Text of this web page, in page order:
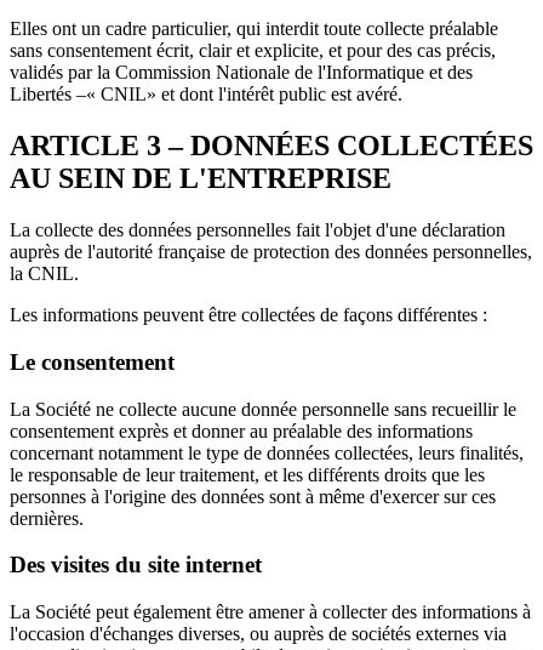
Elles ont un cadre particulier, qui interdit toute collecte préalable
sans consentement écrit, clair et explicite, et pour des cas précis,
validés par la Commission Nationale de l'Informatique et des
Libertés –« CNIL» et dont l'intérêt public est avéré.
ARTICLE 3 – DONNÉES COLLECTÉES
AU SEIN DE L'ENTREPRISE
La collecte des données personnelles fait l'objet d'une déclaration
auprès de l'autorité française de protection des données personnelles,
la CNIL.
Les informations peuvent être collectées de façons différentes :
Le consentement
La Société ne collecte aucune donnée personnelle sans recueillir le
consentement exprès et donner au préalable des informations
concernant notamment le type de données collectées, leurs finalités,
le responsable de leur traitement, et les différents droits que les
personnes à l'origine des données sont à même d'exercer sur ces
dernières.
Des visites du site internet
La Société peut également être amener à collecter des informations à
l'occasion d'échanges diverses, ou auprès de sociétés externes via